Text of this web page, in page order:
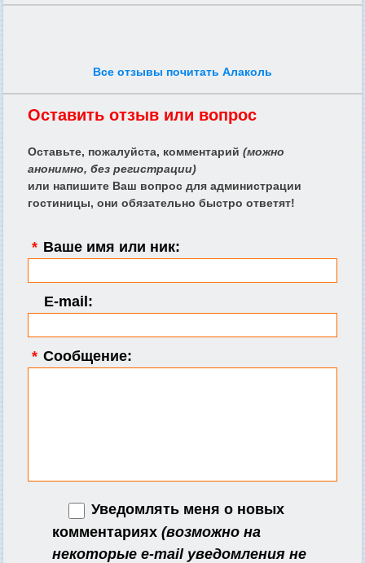
Все отзывы почитать Алаколь
Оставить отзыв или вопрос
Оставьте, пожалуйста, комментарий (можно
анонимно, без регистрации)
или напишите Ваш вопрос для администрации
гостиницы, они обязательно быстро ответят!
* Ваше имя или ник:
E-mail:
* Сообщение:
Уведомлять меня о новых
комментариях (возможно на
некоторые e-mail уведомления не